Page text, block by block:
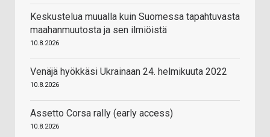
Keskustelua muualla kuin Suomessa tapahtuvasta
maahanmuutosta ja sen ilmiöistä
10.8.2026
Venäjä hyökkäsi Ukrainaan 24. helmikuuta 2022
10.8.2026
Assetto Corsa rally (early access)
10.8.2026